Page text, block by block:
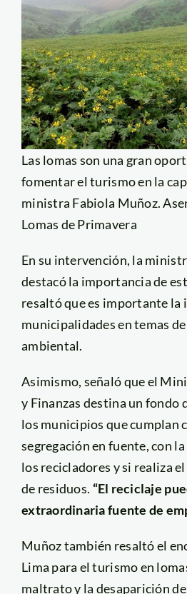
Las lomas son una gran
fomentar el turismo en la
ministra Fabiola Muñoz.
Lomas de Primavera
En su intervención, la
destacó la importancia de
resaltó que es importante la
municipalidades en temas
ambiental.
Asimismo, señaló que el
y Finanzas destina un fondo
los municipios que cumplan
segregación en fuente, con
los recicladores y si realiza
de residuos. “El reciclaje
extraordinaria fuente de
Muñoz también resaltó el
Lima para el turismo en
maltrato y la desaparición